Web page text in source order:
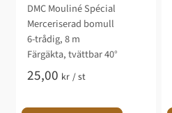
DMC Mouliné Spécial
Merceriserad bomull
6-trådig, 8 m
Färgäkta, tvättbar 40°
25,00 kr /st